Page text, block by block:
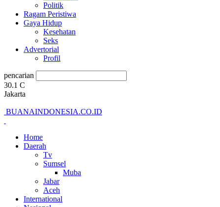
Politik
Ragam Peristiwa
Gaya Hidup
Kesehatan
Seks
Advertorial
Profil
pencarian
30.1 C
Jakarta
BUANAINDONESIA.CO.ID
Home
Daerah
Tv
Sumsel
Muba
Jabar
Aceh
International